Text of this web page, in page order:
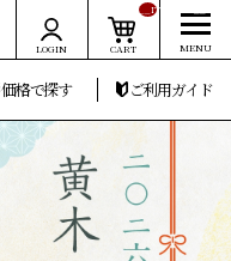
LOGIN CART
__ITM_CNT__
価格で探す ご利用ガイド